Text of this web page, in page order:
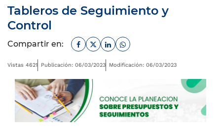
Tableros de Seguimiento y
Control
Compartir en: Facebook
TwitterLinkedinWhatsapp
Vistas 4621 Publicación: 06/03/2023 Modificación: 06/03/2023